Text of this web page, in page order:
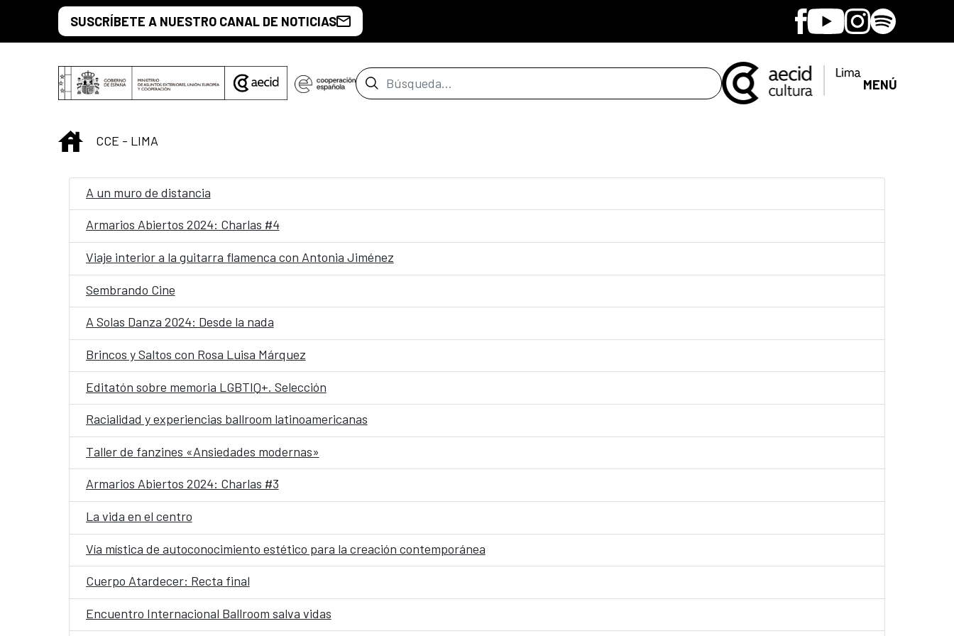
Saltar al contenido principal
SUSCRÍBETE A NUESTRO CANAL DE NOTICIAS Facebook
YoutubeInstagram
Spotify
Barra de búsqueda MENÚ
INICIO
CCE - LIMA
A un muro de distancia
Armarios Abiertos 2024: Charlas #4
Viaje interior a la guitarra flamenca con Antonia Jiménez
Sembrando Cine
A Solas Danza 2024: Desde la nada
Brincos y Saltos con Rosa Luisa Márquez
Editatón sobre memoria LGBTIQ+. Selección
Racialidad y experiencias ballroom latinoamericanas
Taller de fanzines «Ansiedades modernas»
Armarios Abiertos 2024: Charlas #3
La vida en el centro
Vía mística de autoconocimiento estético para la creación contemporánea
Cuerpo Atardecer: Recta final
Encuentro Internacional Ballroom salva vidas